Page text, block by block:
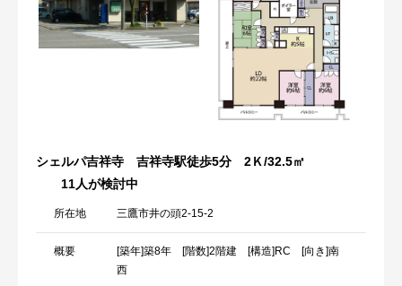
シェルパ吉祥寺 吉祥寺駅徒歩5分 2Ｋ/32.5㎡
11人が検討中
所在地 三鷹市井の頭2-15-2
概要
[築年]築8年 [階数]2階建 [構造]RC [向き]南
西